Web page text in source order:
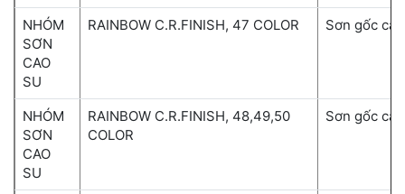
NHÓM
SƠN
CAO
SU
RAINBOW C.R.FINISH, 47 COLOR Sơn gốc
NHÓM
SƠN
CAO
SU
RAINBOW C.R.FINISH, 48,49,50
COLOR
Sơn gốc